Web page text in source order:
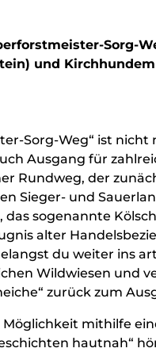
Sorg-
und
Sorg-Weg“ ist
Ausgang für
Rundweg, der
Sieger- und
sogenannte
alter
du weiter ins
Wildwiesen und
zurück zum
mithilfe
hautnah“